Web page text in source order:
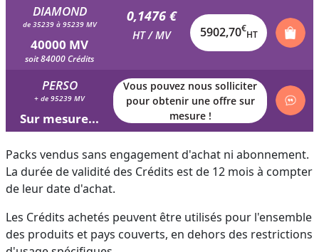
DIAMOND
de 35239 à 95239 MV
40000 MV
soit 84000 Crédits
0,1476 €
HT / MV 5902,70€
HT
PERSO
+ de 95239 MV
Sur mesure...
Vous pouvez nous solliciter
pour obtenir une offre sur
mesure !
Packs vendus sans engagement d'achat ni abonnement.
La durée de validité des Crédits est de 12 mois à compter
de leur date d'achat.
Les Crédits achetés peuvent être utilisés pour l'ensemble
des produits et pays couverts, en dehors des restrictions